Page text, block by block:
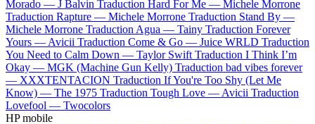
Morado — J Balvin Traduction Hard For Me — Michele Morrone
Traduction Rapture — Michele Morrone Traduction Stand By —
Michele Morrone Traduction Agua — Tainy Traduction Forever
Yours — Avicii Traduction Come & Go — Juice WRLD Traduction
You Need to Calm Down — Taylor Swift Traduction I Think I’m
Okay — MGK (Machine Gun Kelly) Traduction bad vibes forever
— XXXTENTACION Traduction If You're Too Shy (Let Me
Know) — The 1975 Traduction Tough Love — Avicii Traduction
Lovefool — Twocolors
HP mobile